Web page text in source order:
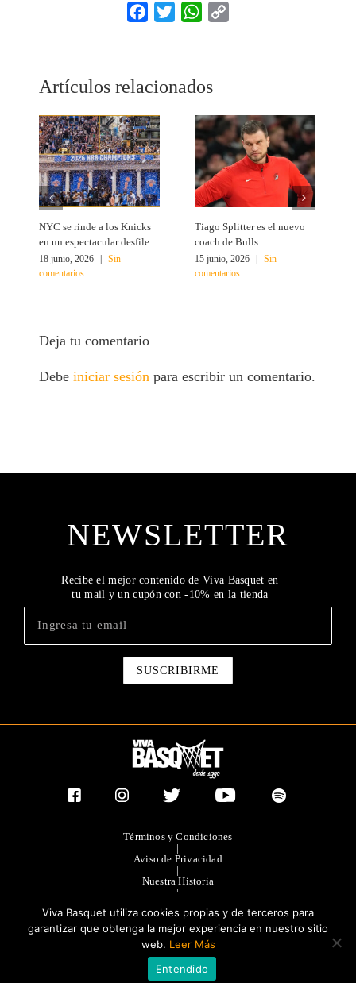
Facebook
Twitter WhatsApp
Artículos relacionados
NYC se rinde a los Knicks
en un espectacular desfile
18 junio, 2026
Sin
comentarios
Tiago Splitter es el nuevo
coach de Bulls
15 junio, 2026
Sin
comentarios
Deja tu comentario
Debeiniciar sesiónpara escribir un comentario.
NEWSLETTER
Recibe el mejor contenido de Viva Basquet en
tu mail y un cupón con -10% en la tienda
Términos y Condiciones
|
Aviso de Privacidad
|
Nuestra Historia
|
|
Publicidad
®TODOS LOS DERECHOS RESERVADOS 2023. GRUPO OLIMPIA
EDITORES.
Viva Basquet utiliza cookies propias y de terceros para
garantizar que obtenga la mejor experiencia en nuestro sitio
web. Leer Más
Entendido